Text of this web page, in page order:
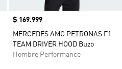
Precio
$ 169.999
MERCEDES AMG PETRONAS F1
TEAM DRIVER HOOD Buzo
Hombre Performance